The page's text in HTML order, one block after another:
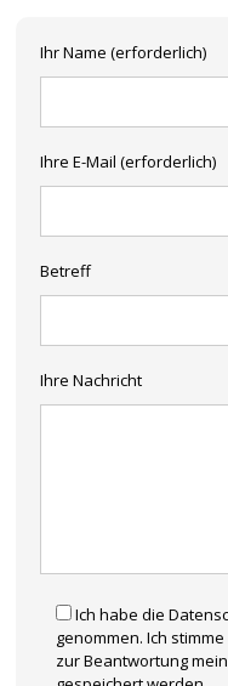
Ihr Name (erforderlich)
Ihre E-Mail (erforderlich)
Betreff
Ihre Nachricht
Ich habe die
genommen. Ich
zur Beantwortung